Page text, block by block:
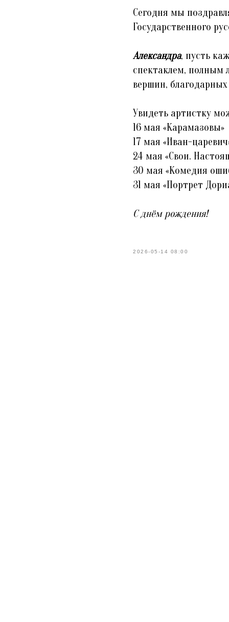
Сегодня мы
Государственного
Александра, пусть
спектаклем, полным
вершин,
Увидеть артистку
16 мая «Карамазовы»
17 мая «Иван-
24 мая «Свои.
30 мая «Комедия
31 мая «Портрет
С днём рождения!
2026-05-14 08:00